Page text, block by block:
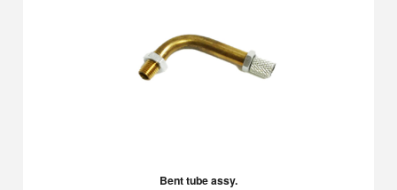
Bent tube assy.